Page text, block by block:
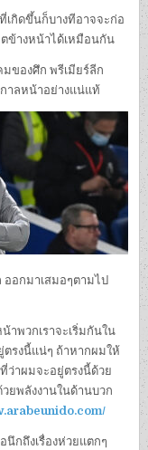
เกิดขึ้นก็บางทีอาจจะก่อ
ข้างหน้าได้เหมือนกัน
ของศึก พรีเมียร์ลีก
าลหน้าอย่างแน่แท้
อกมาเสมอๆตามไป
าพวกเราจะเริ่มกันใน
รงนี้แน่ๆ ถ้าหากผมให้
ว่าผมจะอยู่ตรงนี้ด้วย
ยพลังงานในด้านบวก
นึกถึงเรื่องห่วยแตกๆ